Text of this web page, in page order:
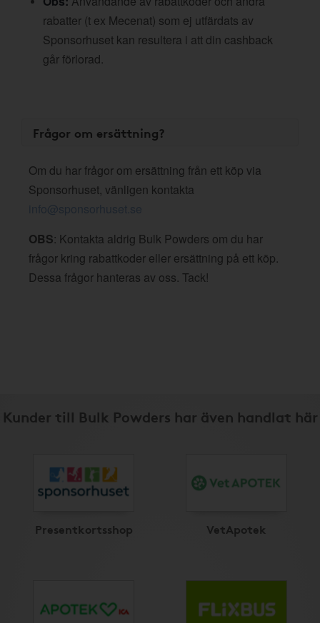
rabatter (t ex Mecenat) som ej utfärdats av
Sponsorhuset kan resultera i att din cashback
går förlorad.
Frågor om ersättning?
Om du har frågor om ersättning från ett köp via
Sponsorhuset, vänligen kontakta
info@sponsorhuset.se
OBS: Kontakta aldrig Bulk Powders om du har
frågor kring rabattkoder eller ersättning på ett köp.
Dessa frågor hanteras av oss. Tack!
Kunder till Bulk Powders har även handlat här
Presentkortsshop VetApotek